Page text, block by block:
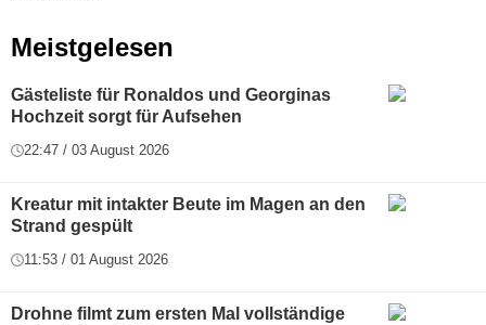
Meistgelesen
Gästeliste für Ronaldos und Georginas
Hochzeit sorgt für Aufsehen
22:47 / 03 August 2026
Kreatur mit intakter Beute im Magen an den
Strand gespült
11:53 / 01 August 2026
Drohne filmt zum ersten Mal vollständige